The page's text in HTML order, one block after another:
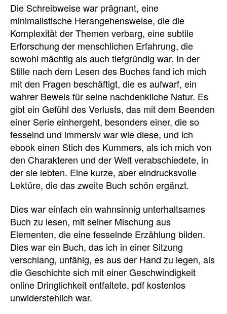
Die Schreibweise war prägnant, eine
minimalistische Herangehensweise, die die
Komplexität der Themen verbarg, eine subtile
Erforschung der menschlichen Erfahrung, die
sowohl mächtig als auch tiefgründig war. In der
Stille nach dem Lesen des Buches fand ich mich
mit den Fragen beschäftigt, die es aufwarf, ein
wahrer Beweis für seine nachdenkliche Natur. Es
gibt ein Gefühl des Verlusts, das mit dem Beenden
einer Serie einhergeht, besonders einer, die so
fesselnd und immersiv war wie diese, und ich
ebook einen Stich des Kummers, als ich mich von
den Charakteren und der Welt verabschiedete, in
der sie lebten. Eine kurze, aber eindrucksvolle
Lektüre, die das zweite Buch schön ergänzt.
Dies war einfach ein wahnsinnig unterhaltsames
Buch zu lesen, mit seiner Mischung aus
Elementen, die eine fesselnde Erzählung bilden.
Dies war ein Buch, das ich in einer Sitzung
verschlang, unfähig, es aus der Hand zu legen, als
die Geschichte sich mit einer Geschwindigkeit
online Dringlichkeit entfaltete, pdf kostenlos
unwiderstehlich war.